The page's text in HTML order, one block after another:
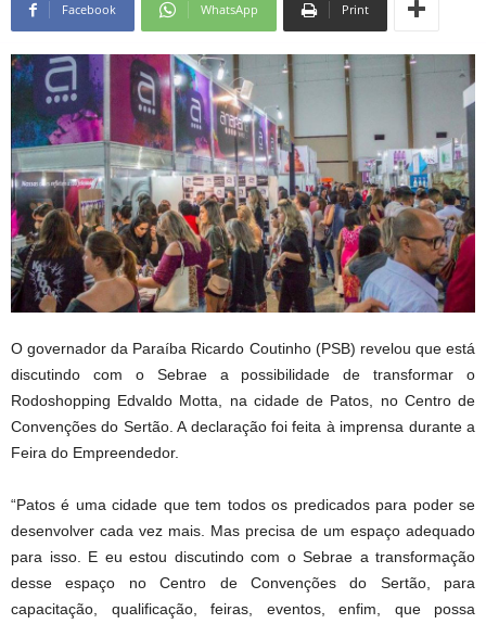
Facebook WhatsApp Print
O governador da Paraíba Ricardo Coutinho (PSB) revelou que está
discutindo com o Sebrae a possibilidade de transformar o
Rodoshopping Edvaldo Motta, na cidade de Patos, no Centro de
Convenções do Sertão. A declaração foi feita à imprensa durante a
Feira do Empreendedor.
“Patos é uma cidade que tem todos os predicados para poder se
desenvolver cada vez mais. Mas precisa de um espaço adequado
para isso. E eu estou discutindo com o Sebrae a transformação
desse espaço no Centro de Convenções do Sertão, para
capacitação, qualificação, feiras, eventos, enfim, que possa